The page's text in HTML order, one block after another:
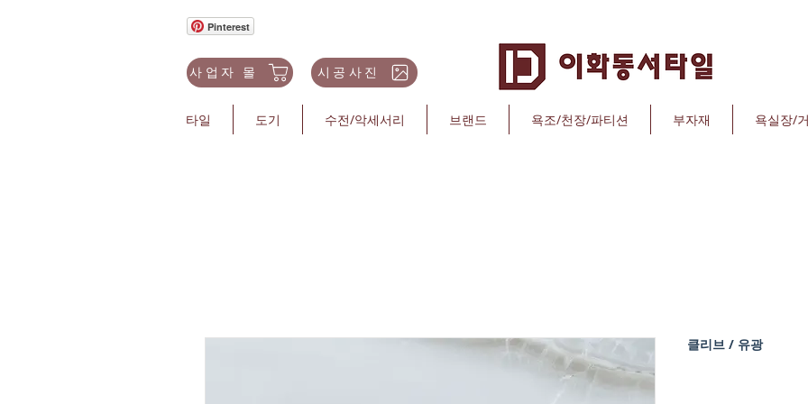
Pinterest
사업자 몰 시공사진
타일 도기 수전/악세서리 브랜드 욕조/천장/파티션 부자재 욕실장/
클리브 / 유광